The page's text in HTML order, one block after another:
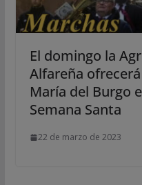
El domingo la
Alfareña
María del Burgo
Semana Santa
22 de marzo de 2023